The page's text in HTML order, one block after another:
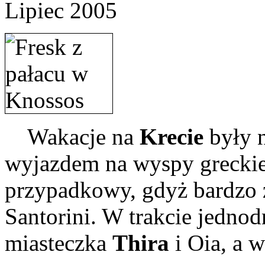
Lipiec 2005
Wakacje na Kreciebyły
wyjazdem na wyspy
przypadkowy, gdyż bardzo
Santorini. W trakcie
miasteczka Thira i Oia, a